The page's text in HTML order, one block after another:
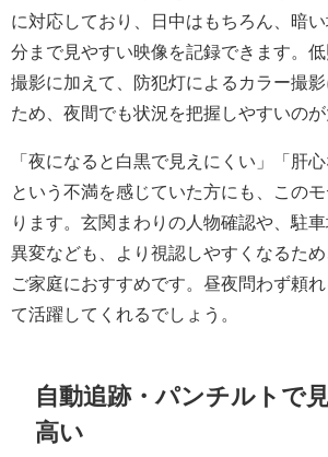
に対応しており、日中はもちろん、暗
分まで見やすい映像を記録できます。
撮影に加えて、防犯灯によるカラー撮
ため、夜間でも状況を把握しやすいのが
「夜になると白黒で見えにくい」「肝
という不満を感じていた方にも、この
ります。玄関まわりの人物確認や、駐
異変なども、より視認しやすくなるた
ご家庭におすすめです。昼夜問わず頼れ
て活躍してくれるでしょう。
自動追跡・パンチルトで
高い